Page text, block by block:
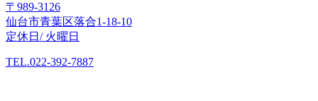
〒989-3126
仙台市青葉区落合1-18-10
定休日/ 火曜日
TEL.022-392-7887